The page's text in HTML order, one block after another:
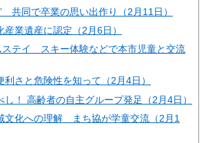
共同で卒業の思い出作り（2月11日）
業遺産に認定（2月6日）
ステイ スキー体験などで本市児童と交流
さと危険性を知って（2月4日）
し！ 高齢者の自主グループ発足（2月4日）
文化への理解 まち協が学童交流（2月1